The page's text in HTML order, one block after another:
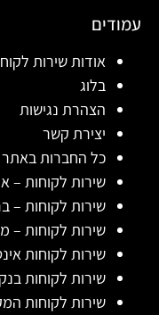
עמודים
אודות שירות
בלוג
הצהרת נגישות
יצירת קשר
כל החברות באתר
שירות לקוחות –
שירות לקוחות –
שירות לקוחות –
שירות לקוחות
שירות לקוחות
שירות לקוחות